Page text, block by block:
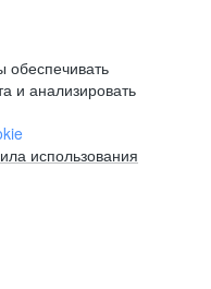
и анализировать
использования